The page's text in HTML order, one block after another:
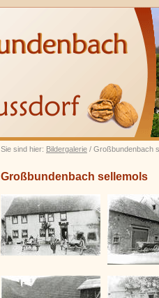
Sie sind hier: Bildergalerie / Großbundenbach
Großbundenbach sellemols